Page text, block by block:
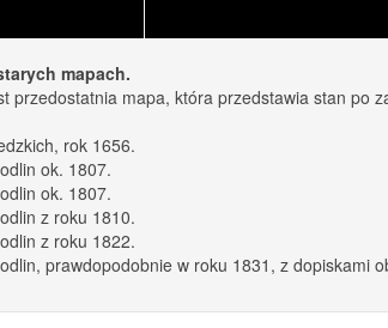
mapach.
przedostatnia mapa, która przedstawia stan po
rok 1656.
ok. 1807.
ok. 1807.
z roku 1810.
z roku 1822.
prawdopodobnie w roku 1831, z dopiskami